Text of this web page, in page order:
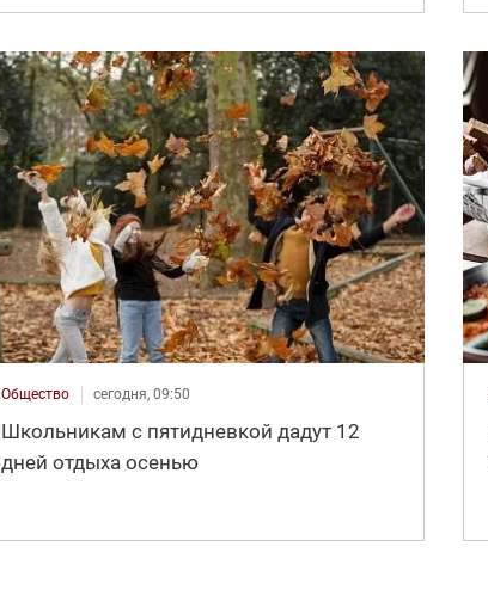
Общество сегодня, 09:50
Школьникам с пятидневкой дадут 12
дней отдыха осенью